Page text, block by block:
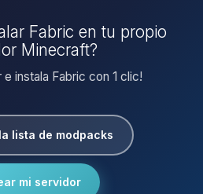
Fabric en tu propio
Minecraft?
e instala Fabric con 1 clic!
lista de modpacks
mi servidor